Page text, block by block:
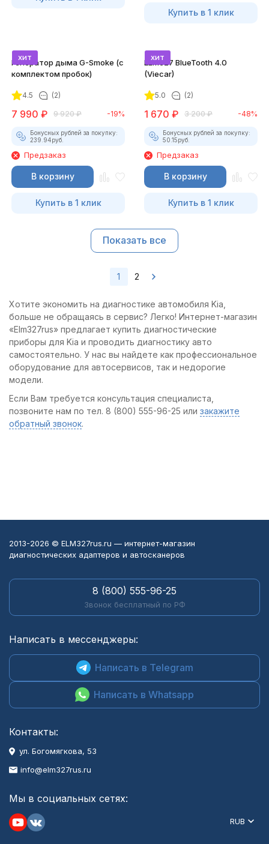
Купить в 1 клик
хит
Генератор дыма G-Smoke (c
комплектом пробок)
4.5 (2)
7 990 ₽ 9 920 ₽ -19%
Бонусных рублей за покупку:
239.94руб.
Предзаказ
В корзину
Купить в 1 клик
хит
ELM327 BlueTooth 4.0
(Viecar)
5.0 (2)
1 670 ₽ 3 200 ₽ -48%
Бонусных рублей за покупку:
50.15руб.
Предзаказ
В корзину
Купить в 1 клик
Показать все
1 2
Хотите экономить на диагностике автомобиля Kia,
больше не обращаясь в сервис? Легко! Интернет-магазин
«Elm327rus» предлагает купить диагностические
приборы для Kia и проводить диагностику авто
самостоятельно. У нас вы найдете как профессиональное
оборудование для автосервисов, так и недорогие
модели.
Если Вам требуется консультация специалиста,
позвоните нам по тел. 8 (800) 555-96-25 или закажите
обратный звонок.
2013-2026 © ELM327rus.ru — интернет-магазин
диагностических адаптеров и автосканеров
8 (800) 555-96-25
Звонок бесплатный по РФ
Написать в мессенджеры:
Написать в Telegram
Написать в Whatsapp
Контакты:
ул. Богомягкова, 53
info@elm327rus.ru
Мы в социальных сетях:
RUB